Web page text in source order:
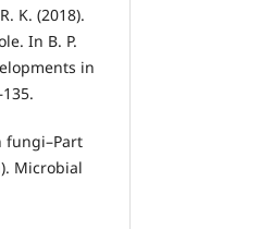
K. (2018).
In B. P.
in
fungi–Part
Microbial